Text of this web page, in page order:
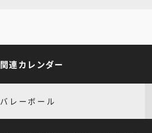
関連カレンダー
バレーボール